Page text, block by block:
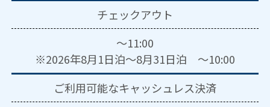
チェックアウト
～11:00
※2026年8月1日泊～8月31日泊 ～10:00
ご利用可能なキャッシュレス決済